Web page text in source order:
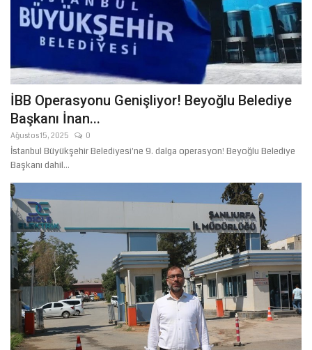
İBB Operasyonu Genişliyor! Beyoğlu Belediye
Başkanı İnan...
Ağustos 15, 2025 0
İstanbul Büyükşehir Belediyesi'ne 9. dalga operasyon! Beyoğlu Belediye
Başkanı dahil...